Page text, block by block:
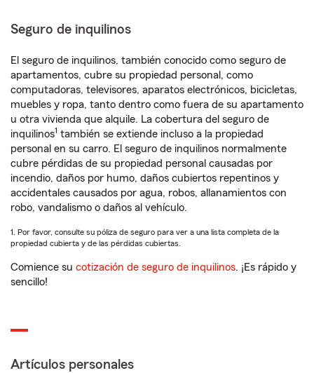
Seguro de inquilinos
El seguro de inquilinos, también conocido como seguro de
apartamentos, cubre su propiedad personal, como
computadoras, televisores, aparatos electrónicos, bicicletas,
muebles y ropa, tanto dentro como fuera de su apartamento
u otra vivienda que alquile. La cobertura del seguro de
inquilinos1 también se extiende incluso a la propiedad
personal en su carro. El seguro de inquilinos normalmente
cubre pérdidas de su propiedad personal causadas por
incendio, daños por humo, daños cubiertos repentinos y
accidentales causados por agua, robos, allanamientos con
robo, vandalismo o daños al vehículo.
1. Por favor, consulte su póliza de seguro para ver a una lista completa de la
propiedad cubierta y de las pérdidas cubiertas.
Comience su cotización de seguro de inquilinos. ¡Es rápido y
sencillo!
Artículos personales